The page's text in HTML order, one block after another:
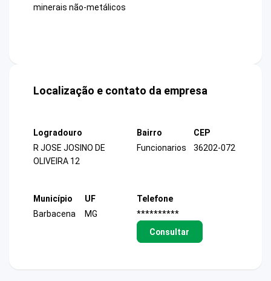
minerais não-metálicos
Localização e contato da empresa
Logradouro
R JOSE JOSINO DE
OLIVEIRA 12
Bairro
Funcionarios
CEP
36202-072
Município
Barbacena
UF
MG
Telefone
**********
Consultar